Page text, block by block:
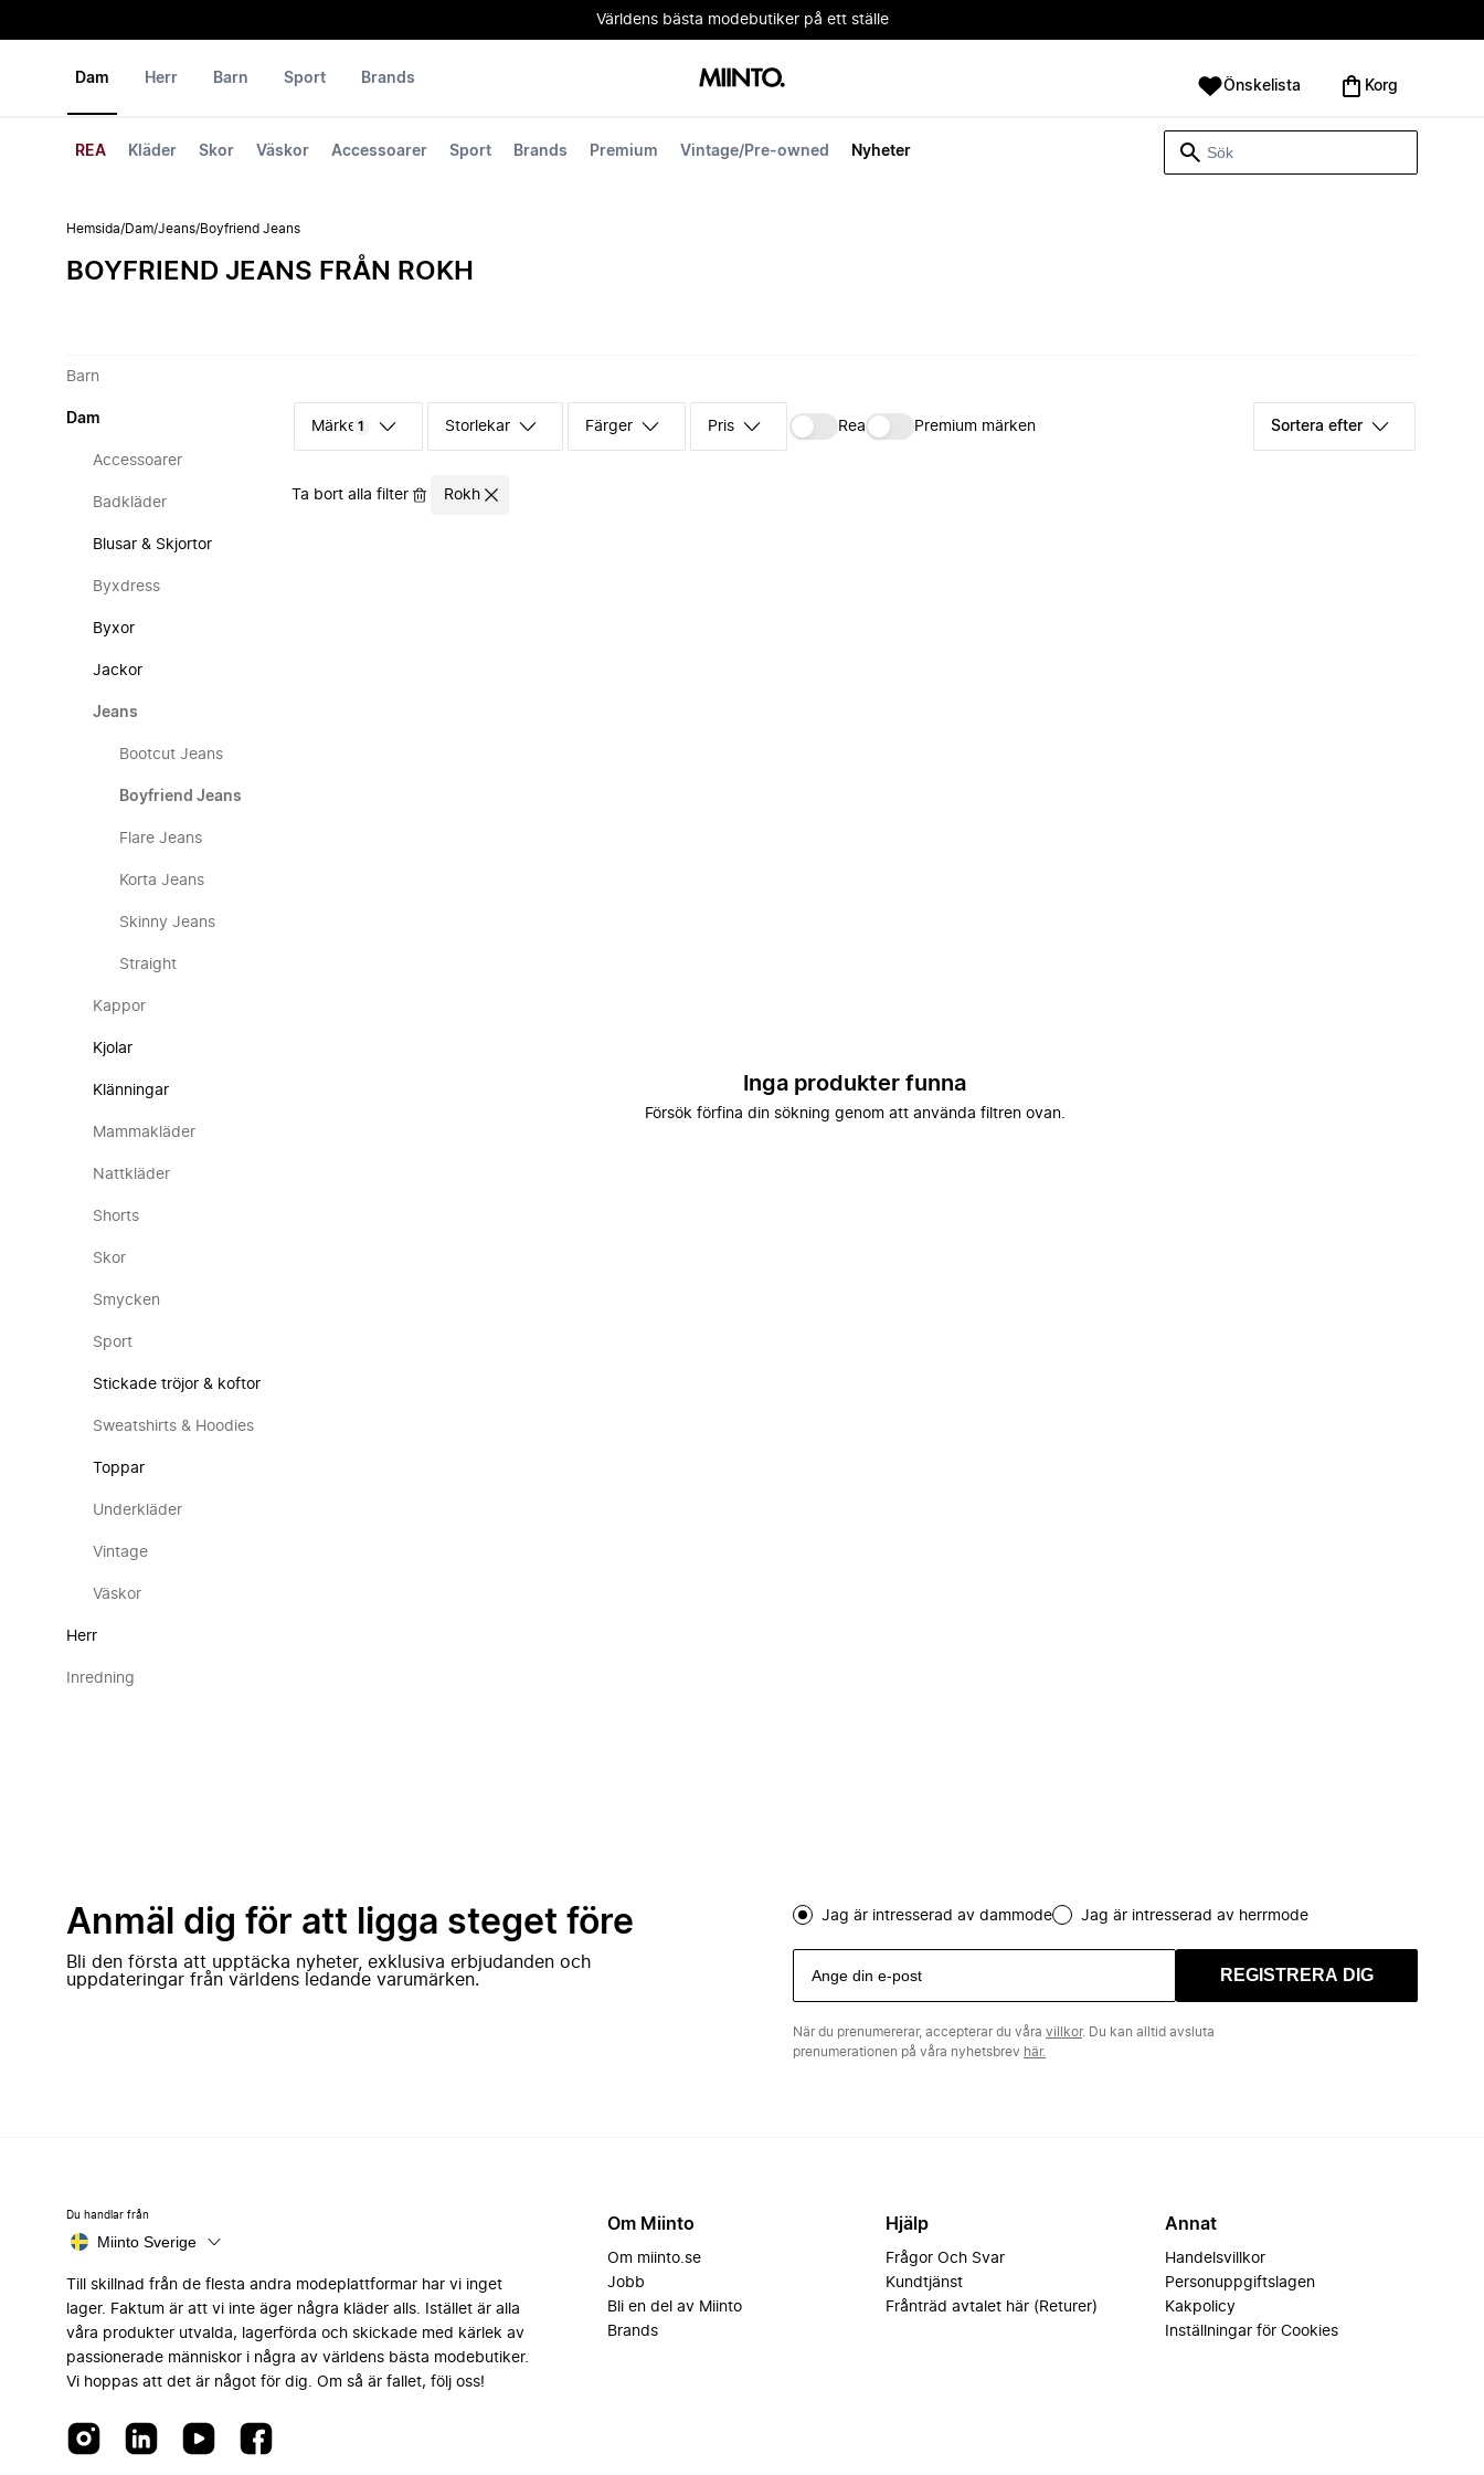
Världens bästa modebutiker på ett ställe
Dam
REA Kläder Skor Väskor Accessoarer Sport Brands Premium Vintage/Pre-owned Nyheter
Herr Barn Sport Brands Önskelista Korg
Hemsida/Dam/Jeans/Boyfriend Jeans
BOYFRIEND JEANS FRÅN ROKH
Barn
Dam
Accessoarer
Badkläder
Blusar & Skjortor
Byxdress
Byxor
Jackor
Jeans
Bootcut Jeans
Boyfriend Jeans
Flare Jeans
Korta Jeans
Skinny Jeans
Straight
Kappor
Kjolar
Klänningar
Mammakläder
Nattkläder
Shorts
Skor
Smycken
Sport
Stickade tröjor & koftor
Sweatshirts & Hoodies
Toppar
Underkläder
Vintage
Väskor
Herr
Inredning
Märke 1 Storlekar Färger Pris Rea Premium märken Sortera efter
Ta bort alla filter Rokh
Inga produkter funna
Försök förfina din sökning genom att använda filtren ovan.
Anmäl dig för att ligga steget före
Bli den första att upptäcka nyheter, exklusiva erbjudanden och
uppdateringar från världens ledande varumärken.
Jag är intresserad av dammode Jag är intresserad av herrmode
REGISTRERA DIG
När du prenumererar, accepterar du våra villkor. Du kan alltid avsluta
prenumerationen på våra nyhetsbrev här.
Du handlar från
Miinto Sverige
Till skillnad från de flesta andra modeplattformar har vi inget
lager. Faktum är att vi inte äger några kläder alls. Istället är alla
våra produkter utvalda, lagerförda och skickade med kärlek av
passionerade människor i några av världens bästa modebutiker.
Vi hoppas att det är något för dig. Om så är fallet, följ oss!
Om Miinto
Om miinto.se
Jobb
Bli en del av Miinto
Brands
Hjälp
Frågor Och Svar
Kundtjänst
Frånträd avtalet här (Returer)
Annat
Handelsvillkor
Personuppgiftslagen
Kakpolicy
Inställningar för Cookies